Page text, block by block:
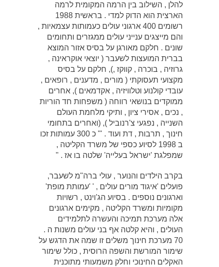
להלן , השילוב בין הרמה המקומית לרמה
הארצית הוא הדוק למדי . בראשית 1988
רשומים 400 ארגוני עולים כעמותות עצמאיות ,
והם מייצגים ענייני עולים ממגזרים ותחומים
שונים . חלקם מאורגן על בסיס אזור המוצא
בברית המועצות לשעבר ( יוצאי אוקראינה ,
גרוזיה , בוכרה , קווקז ,), חלקם על בסיס
מקצועי תעסוקתי ( מורים , מדענים , רופאים ,
עובדי קולנוע וטלוויזיה , אקדמאים ), אחרים
ממוקדים בנושאי רווחה ( משפחות חד הוריות
, נכים , אסירי ציון , ותיקי מלחמת העולם
השנייה , נפגעי צ'רנוביל ), (ואחרים בתחומי
חינוך , תרבות , דת ועוד . "' כ 300 עמותות זכו
ב 1998 לסיוע כספי של משרד הקליטה ,
שמפלגת 'ישראל בעלייה' שלטה בו אז . "
בקרב הילדים והנוער , עולי ברה"מ לשעבר,
פועלים 'איגוד מורים עולים , ' 'עמותת מופת'
וארגונים נוספים . בסיוע הג'וינט , רשויות
מקומיות ומשרד הקליטה , מקימים ארגונים
אלה מערכת תמיכה והעשרה לתלמידים
העולים , והיא קלטה אף בני עולים משנות ה .
70 מערכת חינוך משלים זו שמה את הדגש על
שימור המורשת והשפה הרוסית , כולל שימור
האקלים החינוכי וחלק משמעותי מתוכנית